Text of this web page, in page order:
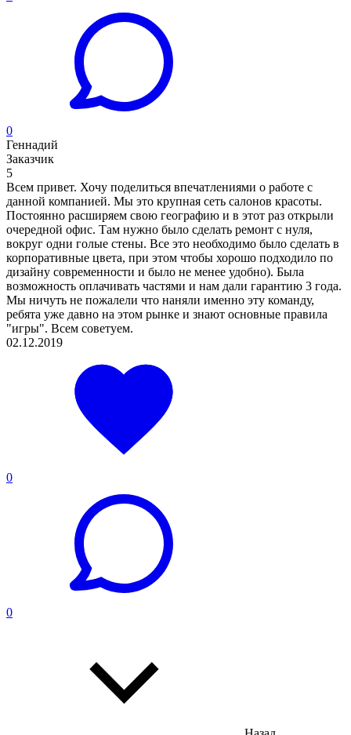
0
Геннадий
Заказчик
5
Всем привет. Хочу поделиться впечатлениями о работе с
данной компанией. Мы это крупная сеть салонов красоты.
Постоянно расширяем свою географию и в этот раз открыли
очередной офис. Там нужно было сделать ремонт с нуля,
вокруг одни голые стены. Все это необходимо было сделать в
корпоративные цвета, при этом чтобы хорошо подходило по
дизайну современности и было не менее удобно). Была
возможность оплачивать частями и нам дали гарантию 3 года.
Мы ничуть не пожалели что наняли именно эту команду,
ребята уже давно на этом рынке и знают основные правила
"игры". Всем советуем.
02.12.2019
0
0